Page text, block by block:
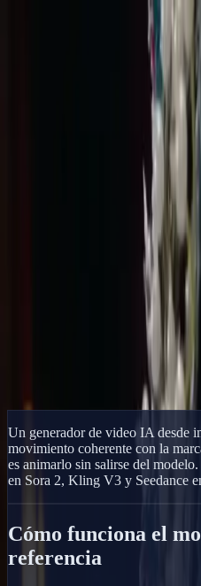
Chat de prompts
Recurso de Delphin
Movimiento Guiado por Referencia
Generador de
Movimiento Guiado
Convierte una imagen fija en
video IA desde imagen — sube la
movimiento y elige un modelo.
Animar una Imagen
Ver galería
Un generador de video IA desde
movimiento coherente con la
es animarlo sin salirse del
en Sora 2, Kling V3 y Seedance
Cómo funciona el
referencia